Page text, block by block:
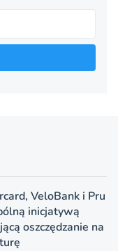
VeloBank i Pru
inicjatywą
oszczędzanie na